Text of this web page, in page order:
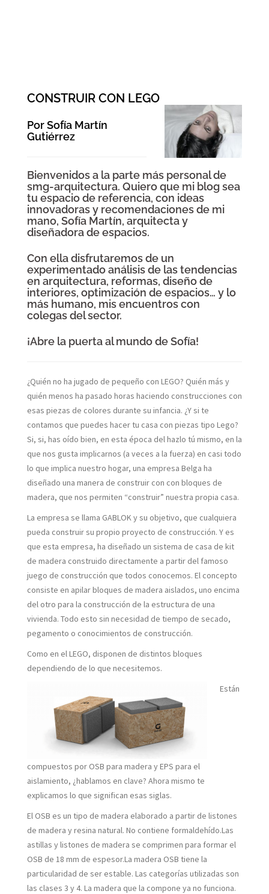
CONSTRUIR CON LEGO
Por Sofía Martín
Gutiérrez
Bienvenidos a la parte más personal de
smg-arquitectura. Quiero que mi blog sea
tu espacio de referencia, con ideas
innovadoras y recomendaciones de mi
mano, Sofía Martín, arquitecta y
diseñadora de espacios.
Con ella disfrutaremos de un
experimentado análisis de las tendencias
en arquitectura, reformas, diseño de
interiores, optimización de espacios… y lo
más humano, mis encuentros con
colegas del sector.
¡Abre la puerta al mundo de Sofía!
¿Quién no ha jugado de pequeño con LEGO? Quién más y
quién menos ha pasado horas haciendo construcciones con
esas piezas de colores durante su infancia. ¿Y si te
contamos que puedes hacer tu casa con piezas tipo Lego?
Si, si, has oído bien, en esta época del hazlo tú mismo, en la
que nos gusta implicarnos (a veces a la fuerza) en casi todo
lo que implica nuestro hogar, una empresa Belga ha
diseñado una manera de construir con con bloques de
madera, que nos permiten “construir” nuestra propia casa.
La empresa se llama GABLOK y su objetivo, que cualquiera
pueda construir su propio proyecto de construcción. Y es
que esta empresa, ha diseñado un sistema de casa de kit
de madera construido directamente a partir del famoso
juego de construcción que todos conocemos. El concepto
consiste en apilar bloques de madera aislados, uno encima
del otro para la construcción de la estructura de una
vivienda. Todo esto sin necesidad de tiempo de secado,
pegamento o conocimientos de construcción.
Como en el LEGO, disponen de distintos bloques
dependiendo de lo que necesitemos.
Están
compuestos por OSB para madera y EPS para el
aislamiento, ¿hablamos en clave? Ahora mismo te
explicamos lo que significan esas siglas.
El OSB es un tipo de madera elaborado a partir de listones
de madera y resina natural. No contiene formaldehído.Las
astillas y listones de madera se comprimen para formar el
OSB de 18 mm de espesor.La madera OSB tiene la
particularidad de ser estable. Las categorías utilizadas son
las clases 3 y 4. La madera que la compone ya no funciona.